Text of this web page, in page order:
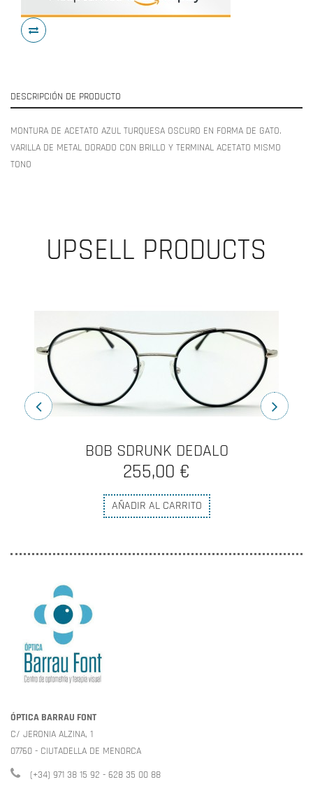
DESCRIPCIÓN DE PRODUCTO
MONTURA DE ACETATO AZUL TURQUESA OSCURO EN FORMA DE GATO.
VARILLA DE METAL DORADO CON BRILLO Y TERMINAL ACETATO MISMO
TONO
UPSELL PRODUCTS
BOB SDRUNK DEDALO
255,00 €
AÑADIR AL CARRITO
ÓPTICA BARRAU FONT
C/ JERONIA ALZINA, 1
07760 - CIUTADELLA DE MENORCA
(+34) 971 38 15 92 - 628 35 00 88